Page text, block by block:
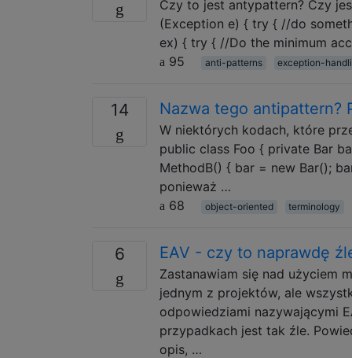
Czy to jest antypattern? Czy
(Exception e) { try { //do
ex) { try { //Do the minimum
95
anti-patterns exception-
14 Nazwa tego antipattern?
W niektórych kodach, które
public class Foo { private Bar
MethodB() { bar = new Bar();
ponieważ …
68
object-oriented terminology
6 EAV - czy to naprawdę
Zastanawiam się nad użyciem
jednym z projektów, ale
odpowiedziami nazywającymi
przypadkach jest tak źle.
opis, …